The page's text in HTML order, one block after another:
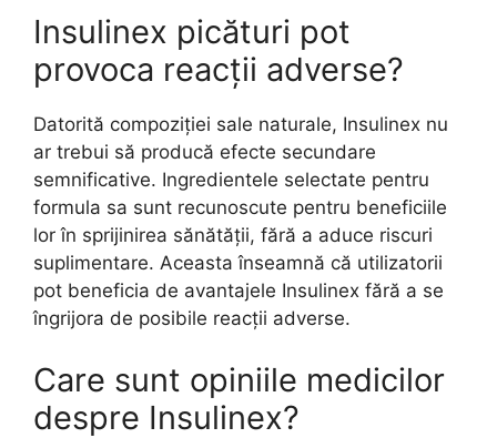
Insulinex picături pot
provoca reacții adverse?
Datorită compoziției sale naturale, Insulinex nu
ar trebui să producă efecte secundare
semnificative. Ingredientele selectate pentru
formula sa sunt recunoscute pentru beneficiile
lor în sprijinirea sănătății, fără a aduce riscuri
suplimentare. Aceasta înseamnă că utilizatorii
pot beneficia de avantajele Insulinex fără a se
îngrijora de posibile reacții adverse.
Care sunt opiniile medicilor
despre Insulinex?